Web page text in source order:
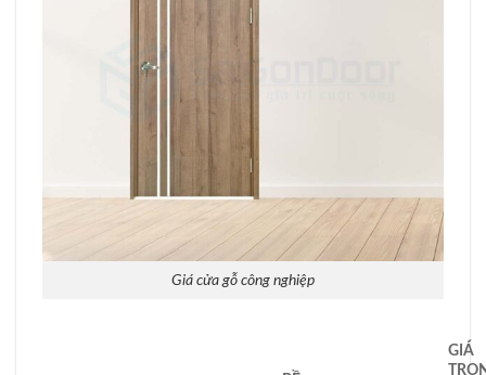
Giá cửa gỗ công nghiệp
GIÁ